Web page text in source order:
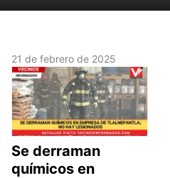
21 de febrero de 2025
Se derraman
químicos en